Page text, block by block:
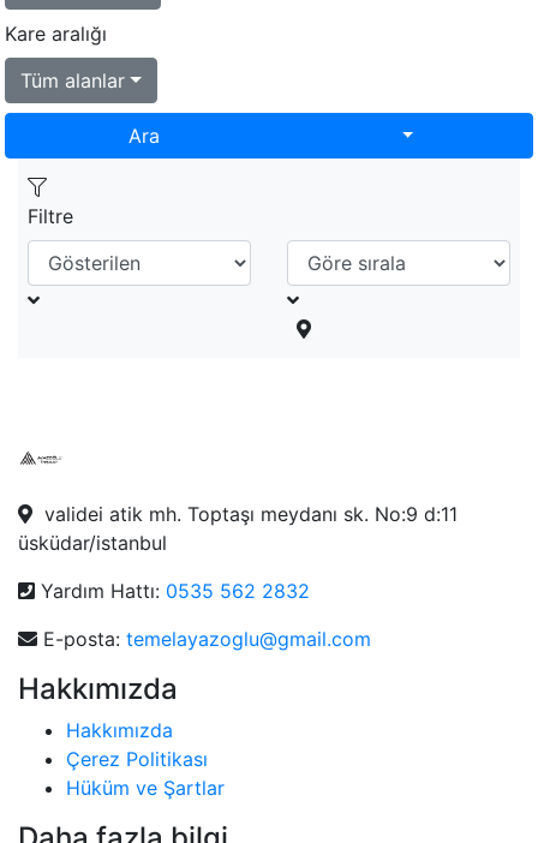
Kare aralığı
Tüm alanlar
Ara Toggle
Filtre
validei atik mh. Toptaşı meydanı sk. No:9 d:11
üsküdar/istanbul
Yardım Hattı: 0535 562 2832
E-posta: temelayazoglu@gmail.com
Hakkımızda
Hakkımızda
Çerez Politikası
Hüküm ve Şartlar